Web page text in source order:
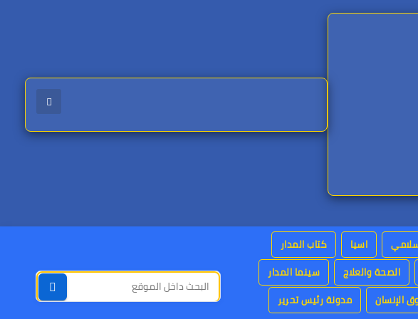
اسيا
كتاب المدار
الصحة والعلاج
سينما المدار
الإنسان
مدونة رئيس تحرير